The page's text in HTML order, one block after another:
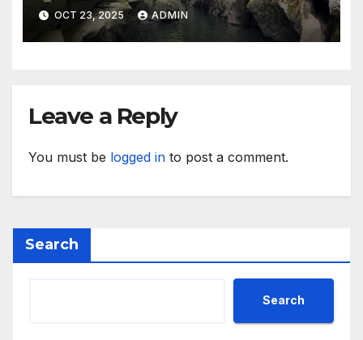
агенция за насърчаване на
малките и средните
предприятия
OCT 23, 2025 ADMIN
Leave a Reply
You must be logged in to post a comment.
Search
Search